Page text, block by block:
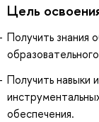
Цель
Получить знания
Получить навыки
обеспечения.